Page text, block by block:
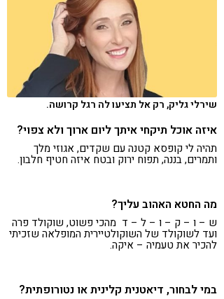
שירלי גליק, רק אל תציעו לה רגל קרושה.
איזה אוכל תיקחי איתך ליום ארוך ולא צפוי?
תהיה לי קופסא קטנה עם שקדים, אגוזי מלך
ותמרים, בננה, תפוח ירוק ובטח איזה חטיף חלבון.
מה החטא האהוב עליך?
ש – ו – ק – ו – ל – ד מהכי פשוט, שוקולד פרה
ועד לשוקולד של השוקולטיירית המופלאה שזכיתי
להכיר את טעמיה – איקה.
במי לבחור, דיאטנית קלינית או נטורופתית?